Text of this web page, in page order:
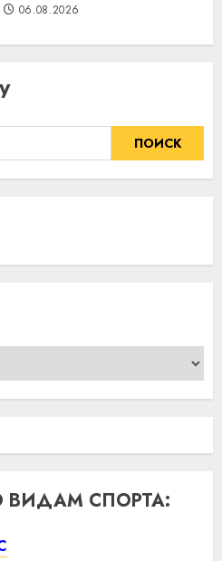
06.08.2026
ВИДАМ СПОРТА: